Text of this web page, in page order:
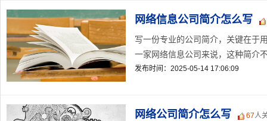
网络信息公司简介怎么写
写一份专业的公司简介，关键在于
一家网络信息公司来说，这种简介
发布时间：2025-05-14 17:06:09
网络公司简介怎么写 67人